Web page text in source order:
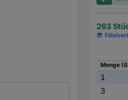
263
Menge
1
3